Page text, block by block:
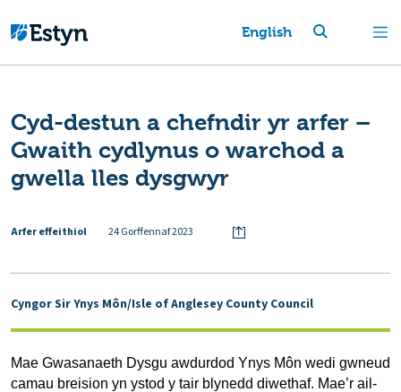
English
Cyd-destun a chefndir yr arfer –
Gwaith cydlynus o warchod a
gwella lles dysgwyr
Arfer effeithiol 24 Gorffennaf 2023
Cyngor Sir Ynys Môn/Isle of Anglesey County Council
Mae Gwasanaeth Dysgu awdurdod Ynys Môn wedi gwneud
camau breision yn ystod y tair blynedd diwethaf. Mae’r ail-